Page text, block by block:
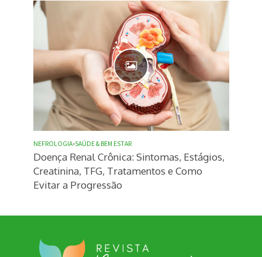
NEFROLOGIA•SAÚDE & BEM ESTAR
Doença Renal Crônica: Sintomas, Estágios,
Creatinina, TFG, Tratamentos e Como
Evitar a Progressão